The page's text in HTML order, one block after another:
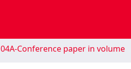
04A-Conference paper in volume